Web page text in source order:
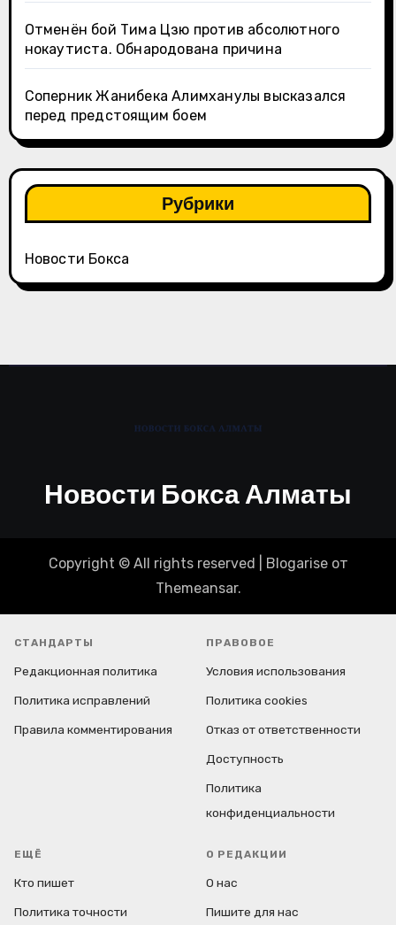
Отменён бой Тима Цзю против абсолютного
нокаутиста. Обнародована причина
Соперник Жанибека Алимханулы высказался
перед предстоящим боем
Рубрики
Новости Бокса
Новости Бокса Алматы
Copyright © All rights reserved Blogariseот
Themeansar.
СТАНДАРТЫ
Редакционная политика
Политика исправлений
Правила комментирования
ПРАВОВОЕ
Условия использования
Политика cookies
Отказ от ответственности
Доступность
Политика
конфиденциальности
ЕЩЁ
Кто пишет
Политика точности
О РЕДАКЦИИ
О нас
Пишите для нас